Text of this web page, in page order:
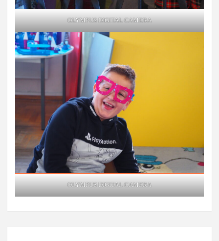
OLYMPUS DIGITAL CAMERA
OLYMPUS DIGITAL CAMERA